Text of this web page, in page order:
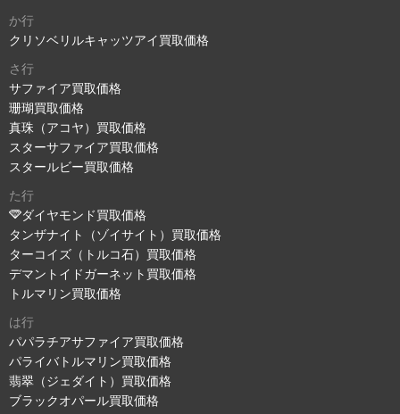
か行
クリソベリルキャッツアイ買取価格
さ行
サファイア買取価格
珊瑚買取価格
真珠（アコヤ）買取価格
スターサファイア買取価格
スタールビー買取価格
た行
ダイヤモンド買取価格
タンザナイト（ゾイサイト）買取価格
ターコイズ（トルコ石）買取価格
デマントイドガーネット買取価格
トルマリン買取価格
は行
パパラチアサファイア買取価格
パライバトルマリン買取価格
翡翠（ジェダイト）買取価格
ブラックオパール買取価格